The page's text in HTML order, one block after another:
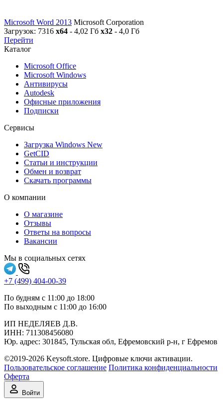
Microsoft Word 2013 Microsoft Corporation
Загрузок: 7316 x64 - 4,02 Гб x32 - 4,0 Гб
Перейти
Каталог
Microsoft Office
Microsoft Windows
Антивирусы
Autodesk
Офисные приложения
Подписки
Сервисы
Загрузка Windows New
GetCID
Статьи и инструкции
Обмен и возврат
Скачать программы
О компании
О магазине
Отзывы
Ответы на вопросы
Вакансии
Мы в социальных сетях
+7 (499) 404-00-39
По будням с 11:00 до 18:00
По выходным с 11:00 до 16:00
ИП НЕДЕЛЯЕВ Д.В.
ИНН: 711308‍456080
Юр. адрес: 301845, Тульская обл, Ефремовский р-н, г Ефремов
©2019-2026 Keysoft.store. Цифровые ключи активации.
Пользовательское соглашение Политика конфиденциальности
Оферта
Войти